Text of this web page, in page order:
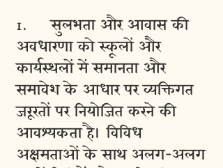
1. सुलभता और आवास की
अवधारणा को स्कूलों और
कार्यस्थलों में समानता और
समावेश के आधार पर व्यक्तिगत
जरूरतों पर नियोजित करने की
आवश्यकता है। विविध
अक्षमताओं के साथ अलग-अलग